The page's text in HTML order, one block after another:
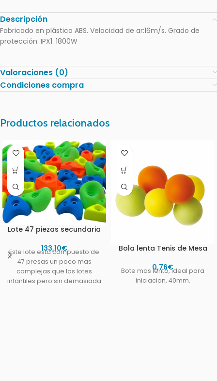
Descripción
Fabricado en plástico ABS. Velocidad de ar:16m/s. Grado de
protección: IPX1. 1800W
Valoraciones (0)
Condiciones compra
Productos relacionados
Lote 47 piezas secundaria
133,10€
Este lote esta compuesto de
47 presas un poco mas
complejas que los lotes
infantiles pero sin demasiada
Bola lenta Tenis de Mesa
0,76€
Bote mas lento, ideal para
iniciacion, 40mm.